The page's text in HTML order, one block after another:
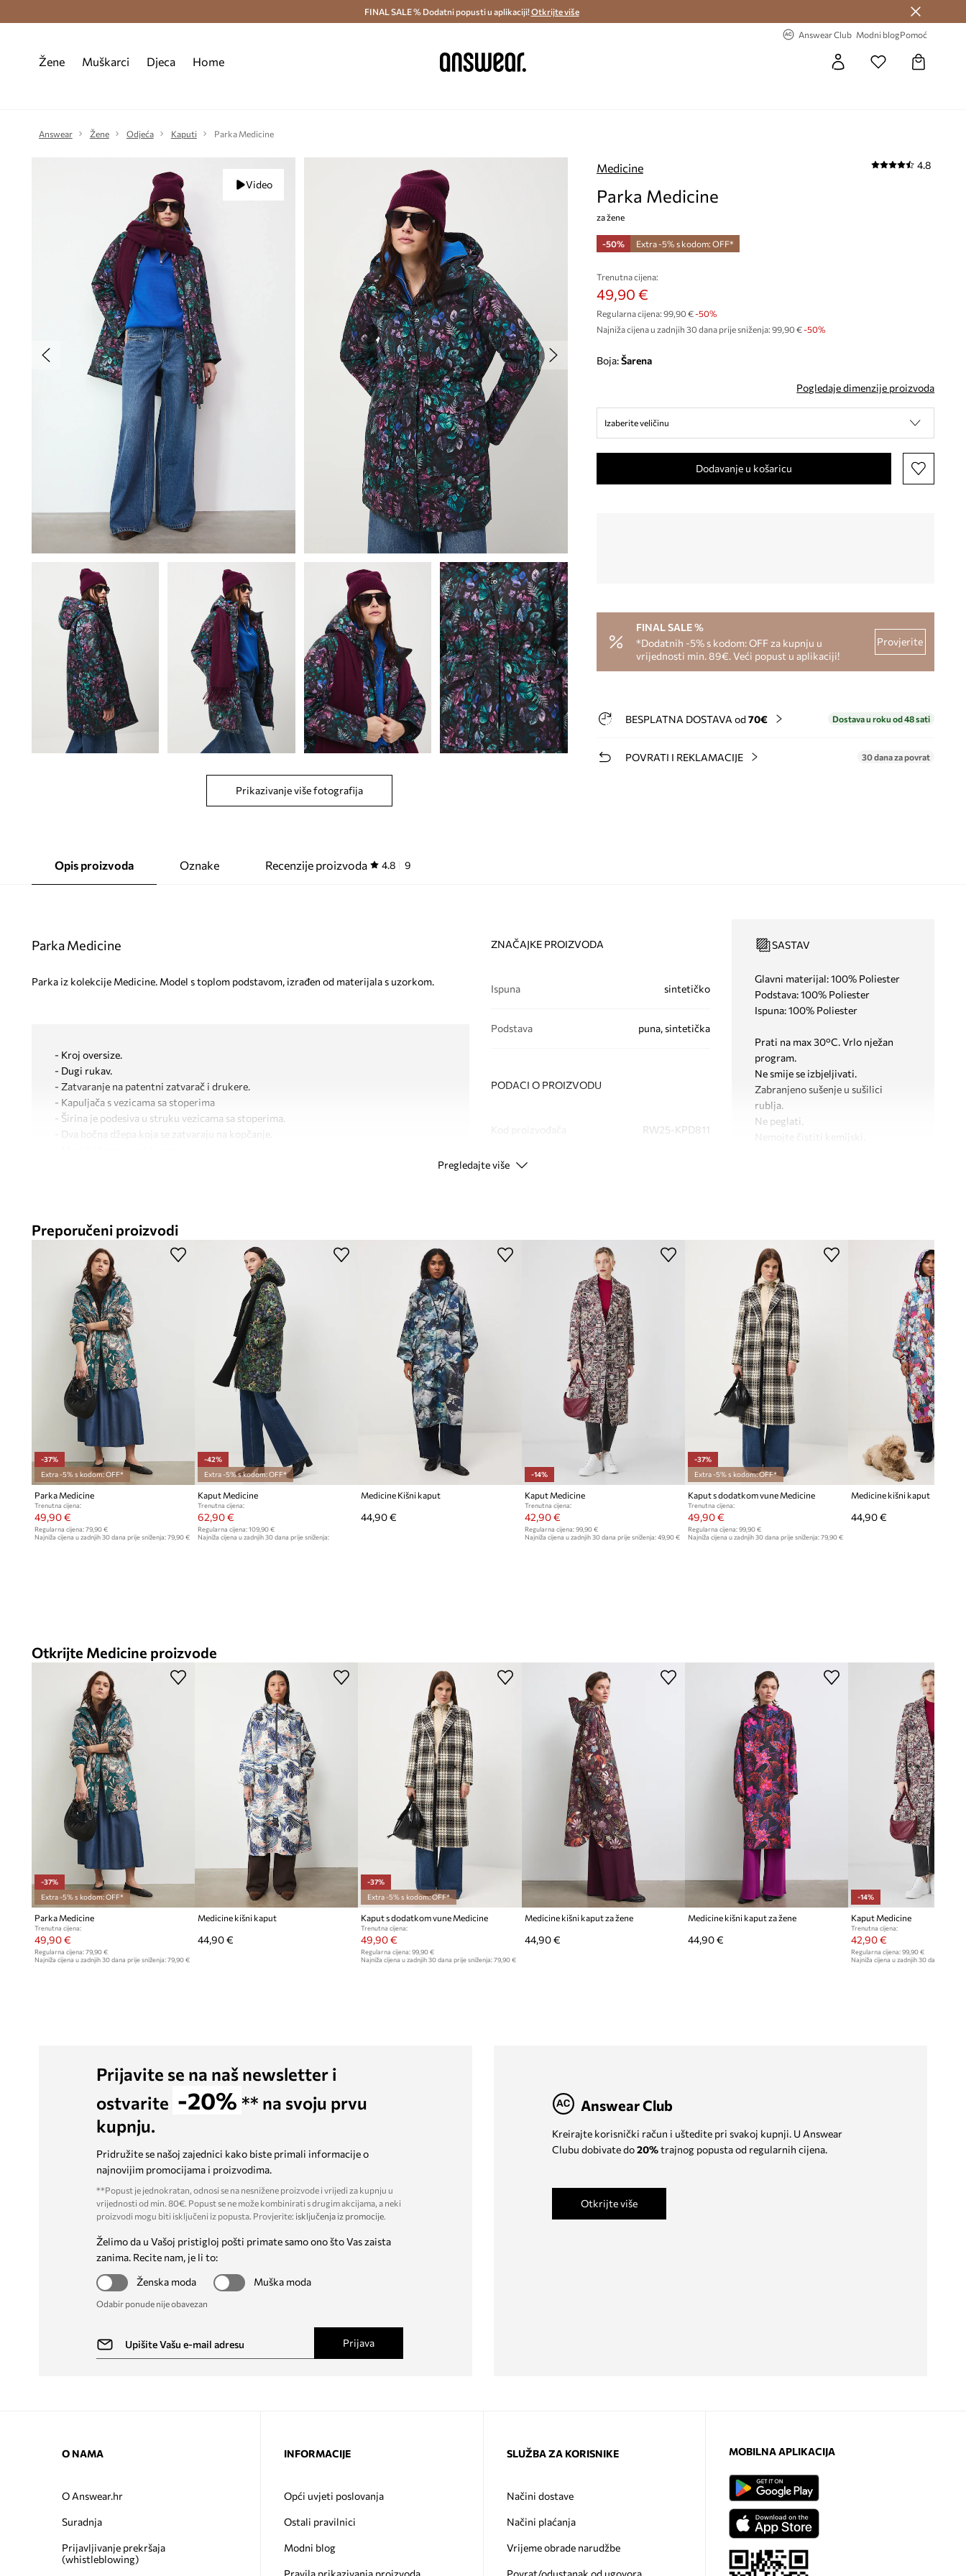
Besplatna dostava i povrat (od 70€) > Dostava u roku 48 sati >
FINAL SALE % Dodatni popusti u aplikaciji!Otkrijte više
Answear Club Modni blogPomoć
Žene Muškarci Djeca Home
Answear Žene Odjeća Kaputi Parka Medicine
Video
Prikazivanje više fotografija
Medicine 4.8
Parka Medicine
za žene
-50% Extra -5% s kodom: OFF*
Trenutna cijena:
49,90 €
Regularna cijena: 99,90 €-50%
Najniža cijena u zadnjih 30 dana prije sniženja: 99,90 € -50%
Boja: šarena
Pogledaje dimenzije proizvoda
Izaberite veličinu
Dodavanje u košaricu
FINAL SALE %
*Dodatnih -5% s kodom: OFF za kupnju u
vrijednosti min. 89€. Veći popust u aplikaciji!
Provjerite
BESPLATNA DOSTAVA od 70€ Dostava u roku od 48 sati
POVRATI I REKLAMACIJE 30 dana za povrat
Opis proizvoda Oznake Recenzije proizvoda 4.8 9
Parka Medicine
Parka iz kolekcije Medicine. Model s toplom podstavom, izrađen od materijala s uzorkom.
- Kroj oversize.
- Dugi rukav.
- Zatvaranje na patentni zatvarač i drukere.
- Kapuljača s vezicama sa stoperima
- Širina je podesiva u struku vezicama sa stoperima.
- Dva bočna džepa koja se zatvaraju na kopčanje.
- Duljina: 88 cm.
- Dimenzije navedene za veličinu: S.
ZNAČAJKE PROIZVODA
Ispuna sintetičko
Podstava puna, sintetička
PODACI O PROIZVODU
RW25-KPD811
Boja
Proizvođač
SASTAV
Glavni materijal: 100% Poliester
Podstava: 100% Poliester
Ispuna: 100% Poliester
Prati na max 30°C. Vrlo nježan
program.
Ne smije se izbjeljivati.
Zabranjeno sušenje u sušilici
rublja.
Ne peglati.
DIMENZIJE
Veća veličina
Preporučamo da odaberete manju
veličinu nego što nosite.
Pogledaje dimenzije proizvoda
Pregledajte više
Preporučeni proizvodi
-37%
Extra -5% s kodom: OFF*
Parka Medicine
Trenutna cijena:
49,90 €
Regularna cijena: 79,90 €
Najniža cijena u zadnjih 30 dana prije sniženja: 79,90 €
-42%
Extra -5% s kodom: OFF*
Kaput Medicine
Trenutna cijena:
62,90 €
Regularna cijena:109,90 €
Najniža cijena u zadnjih 30 dana prije sniženja:
Medicine Kišni kaput
44,90 €
-14%
Kaput Medicine
Trenutna cijena:
42,90 €
Regularna cijena: 99,90 €
Najniža cijena u zadnjih 30 dana prije sniženja: 49,90 €
-37%
Extra -5% s kodom: OFF*
Kaput s dodatkom vune Medicine
Trenutna cijena:
49,90 €
Regularna cijena:99,90 €
Najniža cijena u zadnjih 30 dana prije sniženja:79,90 €
Medicine kišni kaput
44,90 €
Otkrijte Medicine proizvode
-37%
Extra -5% s kodom: OFF*
Parka Medicine
Trenutna cijena:
49,90 €
Regularna cijena: 79,90 €
Najniža cijena u zadnjih 30 dana prije sniženja: 79,90 €
Medicine kišni kaput
44,90 €
-37%
Extra -5% s kodom: OFF*
Kaput s dodatkom vune Medicine
Trenutna cijena:
49,90 €
Regularna cijena: 99,90 €
Najniža cijena u zadnjih 30 dana prije sniženja: 79,90 €
Medicine kišni kaput za žene
44,90 €
Medicine kišni kaput za žene
44,90 €
-14%
Kaput Medicine
Trenutna cijena:
42,90 €
Regularna cijena: 99,90 €
Najniža cijena u zadnjih 30 dana prije
Prijavite se na naš newsletter i
ostvarite -20% ** na svoju prvu
kupnju.
Pridružite se našoj zajednici kako biste primali informacije o
najnovijim promocijama i proizvodima.
**Popust je jednokratan, odnosi se na nesnižene proizvode i vrijedi za kupnju u
vrijednosti od min. 80€. Popust se ne može kombinirati s drugim akcijama, a neki
proizvodi mogu biti isključeni iz popusta. Provjerite: isključenja iz promocije.
Želimo da u Vašoj pristigloj pošti primate samo ono što Vas zaista
zanima. Recite nam, je li to:
Ženska moda
Muška moda
Odabir ponude nije obavezan
Prijava
Answear Club
Kreirajte korisnički račun i uštedite pri svakoj kupnji. U Answear
Clubu dobivate do20%trajnog popusta od regularnih cijena.
Otkrijte više
O NAMA
O Answear.hr
Suradnja
Prijavljivanje prekršaja
(whistleblowing)
INFORMACIJE
Opći uvjeti poslovanja
Ostali pravilnici
Modni blog
SLUŽBA ZA KORISNIKE
Načini dostave
Načini plaćanja
Vrijeme obrade narudžbe
MOBILNA APLIKACIJA